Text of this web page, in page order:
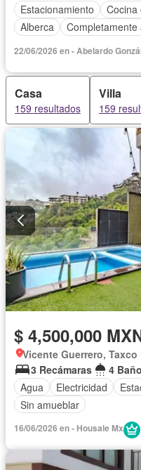
Estacionamiento
Cocina
Alberca
Completamente
22/06/2026 en - Abelardo
Casa
159 resultados
Villa
159
$ 4,500,000
Vicente Guerrero, Taxco
3 Recámaras
4
Agua
Electricidad
Sin amueblar
16/06/2026 en - Housale Mx